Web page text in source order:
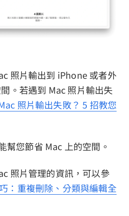
照片輸出到 iPhone 或者外
。若遇到 Mac 照片輸出失
照片輸出失敗？ 5 招教您
幫您節省 Mac 上的空間。
照片管理的資訊，可以參
：重複刪除、分類與編輯全